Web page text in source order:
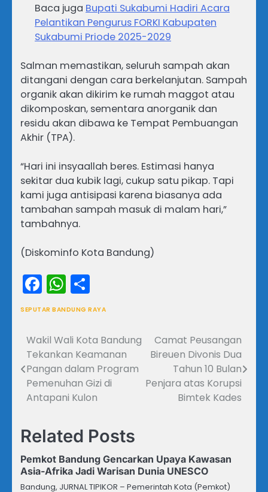
Baca juga Bupati Sukabumi Hadiri Acara
Pelantikan Pengurus FORKI Kabupaten
Sukabumi Priode 2025-2029
Salman memastikan, seluruh sampah akan
ditangani dengan cara berkelanjutan. Sampah
organik akan dikirim ke rumah maggot atau
dikomposkan, sementara anorganik dan
residu akan dibawa ke Tempat Pembuangan
Akhir (TPA).
“Hari ini insyaallah beres. Estimasi hanya
sekitar dua kubik lagi, cukup satu pikap. Tapi
kami juga antisipasi karena biasanya ada
tambahan sampah masuk di malam hari,”
tambahnya.
(Diskominfo Kota Bandung)
Facebook
WhatsApp
SEPUTAR BANDUNG RAYA
Navigasi
pos
Wakil Wali Kota Bandung
Tekankan Keamanan
Pangan dalam Program
Pemenuhan Gizi di
Antapani Kulon
Camat Peusangan
Bireuen Divonis Dua
Tahun 10 Bulan
Penjara atas Korupsi
Bimtek Kades
Related Posts
Pemkot Bandung Gencarkan Upaya Kawasan
Asia-Afrika Jadi Warisan Dunia UNESCO
Bandung, JURNAL TIPIKOR – Pemerintah Kota (Pemkot)